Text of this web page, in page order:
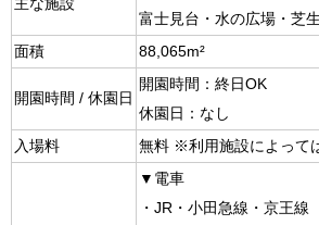
主な施設
富士見台・水の広場・芝
面積
88,065m²
開園時間 / 休園日
開園時間：終日OK
休園日：なし
入場料
無料 ※利用施設によって
▼電車
・JR・小田急線・京王